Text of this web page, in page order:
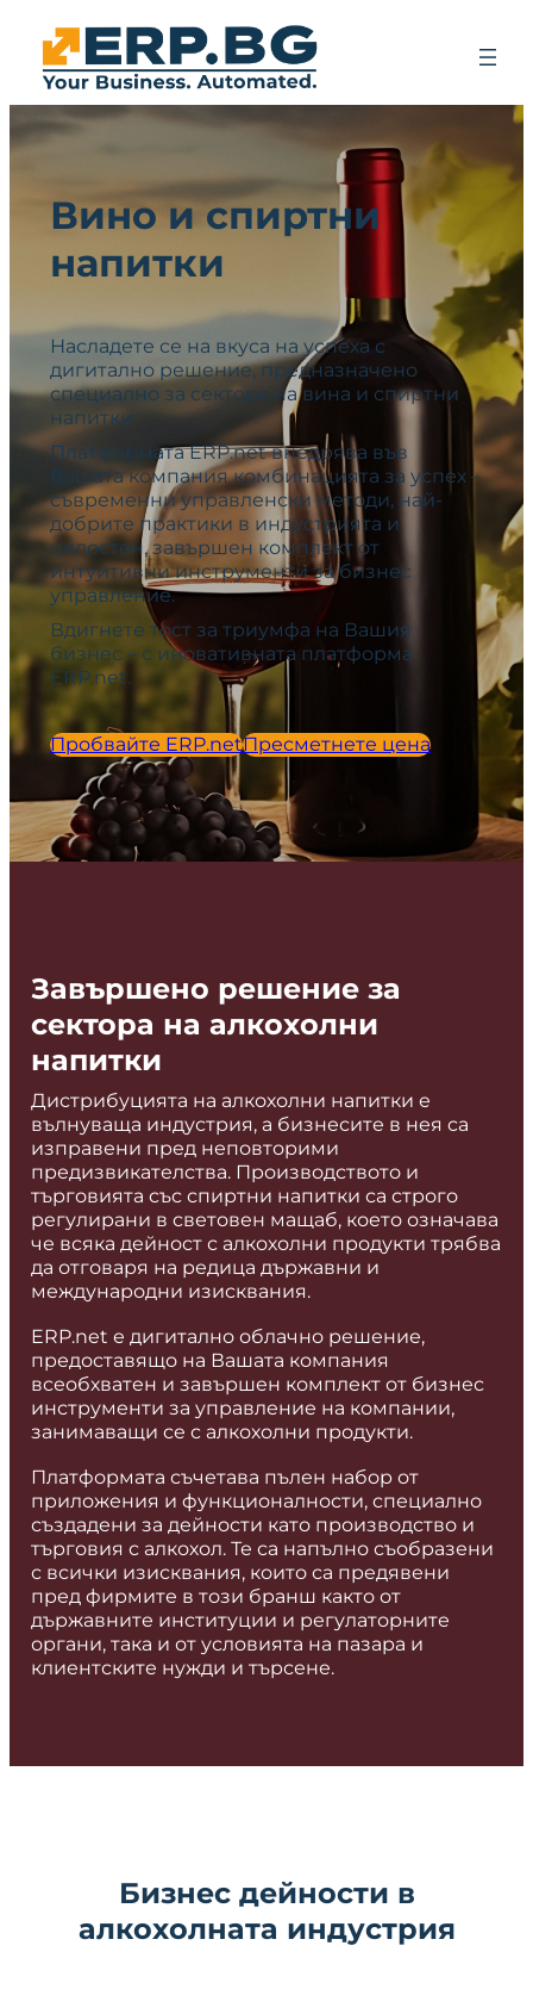
Вино и спиртни
напитки
Насладете се на вкуса на успеха с
дигитално решение, предназначено
специално за сектора на вина и спиртни
напитки.
Платформата ERP.net внедрява във
Вашата компания комбинацията за успех –
съвременни управленски методи, най-
добрите практики в индустрията и
цялостен, завършен комплект от
интуитивни инструменти за бизнес
управление.
Вдигнете тост за триумфа на Вашия
бизнес – с иновативната платформа
ERP.net.
Пробвайте ERP.netПресметнете цена
Завършено решение за
сектора на алкохолни
напитки
Дистрибуцията на алкохолни напитки е
вълнуваща индустрия, а бизнесите в нея са
изправени пред неповторими
предизвикателства. Производството и
търговията със спиртни напитки са строго
регулирани в световен мащаб, което означава
че всяка дейност с алкохолни продукти трябва
да отговаря на редица държавни и
международни изисквания.
ERP.net е дигитално облачно решение,
предоставящо на Вашата компания
всеобхватен и завършен комплект от бизнес
инструменти за управление на компании,
занимаващи се с алкохолни продукти.
Платформата съчетава пълен набор от
приложения и функционалности, специално
създадени за дейности като производство и
търговия с алкохол. Те са напълно съобразени
с всички изисквания, които са предявени
пред фирмите в този бранш както от
държавните институции и регулаторните
органи, така и от условията на пазара и
клиентските нужди и търсене.
Бизнес дейности в
алкохолната индустрия